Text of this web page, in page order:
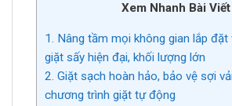
Xem Nhanh Bài Viết
1. Nâng tầm mọi không gian lắp
giặt sấy hiện đại, khối lượng lớn
2. Giặt sạch hoàn hảo, bảo vệ sợi
chương trình giặt tự động